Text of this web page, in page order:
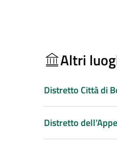
Altri
Distretto Città di
Distretto